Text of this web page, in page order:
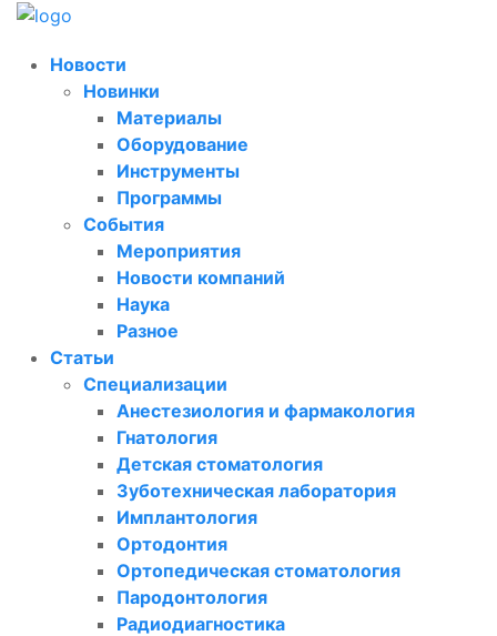
Новости
Новинки
Материалы
Оборудование
Инструменты
Программы
События
Мероприятия
Новости компаний
Наука
Разное
Статьи
Специализации
Анестезиология и фармакология
Гнатология
Детская стоматология
Зуботехническая лаборатория
Имплантология
Ортодонтия
Ортопедическая стоматология
Пародонтология
Радиодиагностика